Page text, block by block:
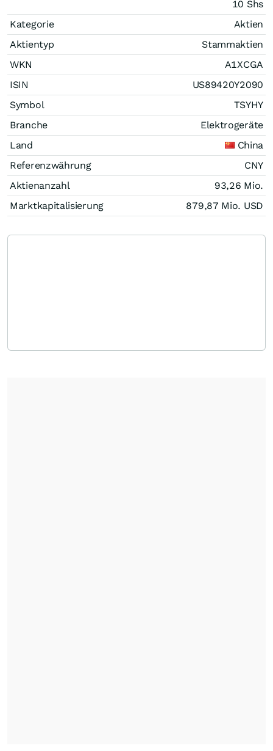
10 Shs
Kategorie
Aktien
Aktientyp
Stammaktien
WKN
A1XCGA
ISIN
US89420Y2090
Symbol
TSYHY
Branche
Elektrogeräte
Land
China
Referenzwährung
CNY
Aktienanzahl
93,26 Mio.
Marktkapitalisierung
879,87 Mio. USD